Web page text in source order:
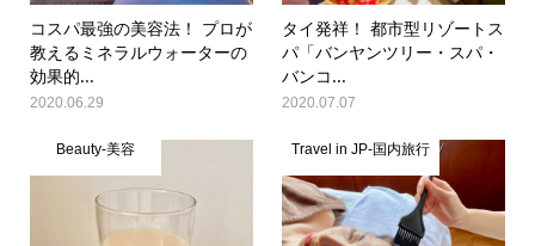
コスパ最強の美容法！ プロが
教えるミネラルウォーターの
効果的...
2020.06.29
タイ発祥！ 都市型リゾートス
パ「バンヤンツリー・スパ・
バンコ...
2020.07.07
Beauty-美容 Travel in JP-国内旅行